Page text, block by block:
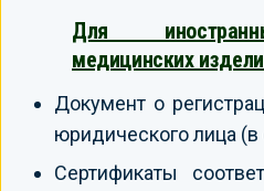
Для
медицинских
Документ о
юридического лица (в
Сертификаты